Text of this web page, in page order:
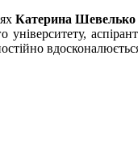
Катерина
університету,